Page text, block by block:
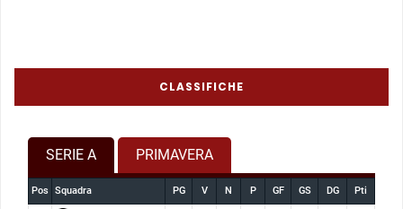
CLASSIFICHE
SERIE A PRIMAVERA
Pos Squadra PG V N P GF GS DG Pti